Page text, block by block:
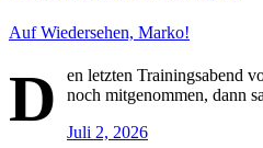
Auf Wiedersehen, Marko!
D
en letzten Trainingsabend
noch mitgenommen, dann
Juli 2, 2026